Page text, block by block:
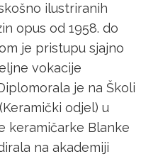
ilustriranih
opus od 1958. do
je pristupu sjajno
vokacije
je na Školi
odjel) u
keramičarke Blanke
na akademiji